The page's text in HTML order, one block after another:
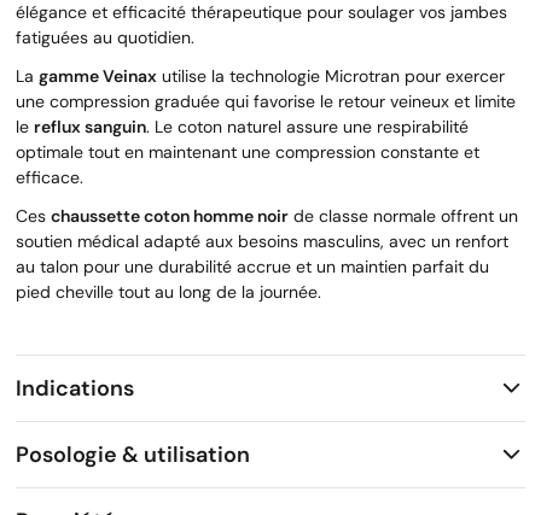
élégance et efficacité thérapeutique pour soulager vos jambes
fatiguées au quotidien.
La gamme Veinax utilise la technologie Microtran pour exercer
une compression graduée qui favorise le retour veineux et limite
le reflux sanguin. Le coton naturel assure une respirabilité
optimale tout en maintenant une compression constante et
efficace.
Ces chaussette coton homme noir de classe normale offrent un
soutien médical adapté aux besoins masculins, avec un renfort
au talon pour une durabilité accrue et un maintien parfait du
pied cheville tout au long de la journée.
Indications
Posologie & utilisation